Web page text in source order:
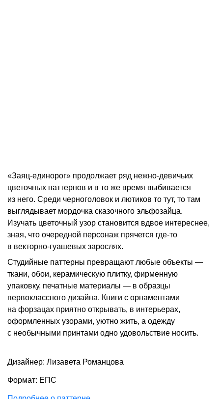
«Заяц-единорог» продолжает ряд нежно-девичьих
цветочных паттернов и в то же время выбивается
из него. Среди черноголовок и лютиков то тут, то там
выглядывает мордочка сказочного эльфозайца.
Изучать цветочный узор становится вдвое интереснее,
зная, что очередной персонаж прячется где-то
в векторно-гуашевых зарослях.
Студийные паттерны превращают любые объекты —
ткани, обои, керамическую плитку, фирменную
упаковку, печатные материалы — в образцы
первоклассного дизайна. Книги с орнаментами
на форзацах приятно открывать, в интерьерах,
оформленных узорами, уютно жить, а одежду
с необычными принтами одно удовольствие носить.
Дизайнер: Лизавета Романцова
Формат: ЕПС